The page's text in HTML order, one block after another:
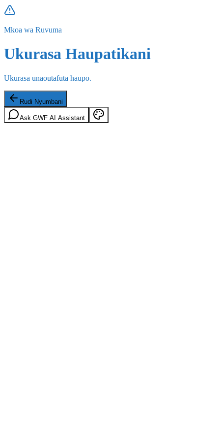
Mkoa wa Ruvuma
Ukurasa Haupatikani
Ukurasa unaoutafuta haupo.
Rudi Nyumbani
Ask GWF AI Assistant